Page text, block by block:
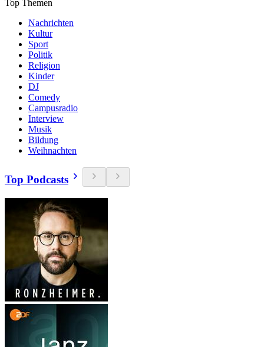
Top Themen
Nachrichten
Kultur
Sport
Politik
Religion
Kinder
DJ
Comedy
Campusradio
Interview
Musik
Bildung
Weihnachten
Top Podcasts